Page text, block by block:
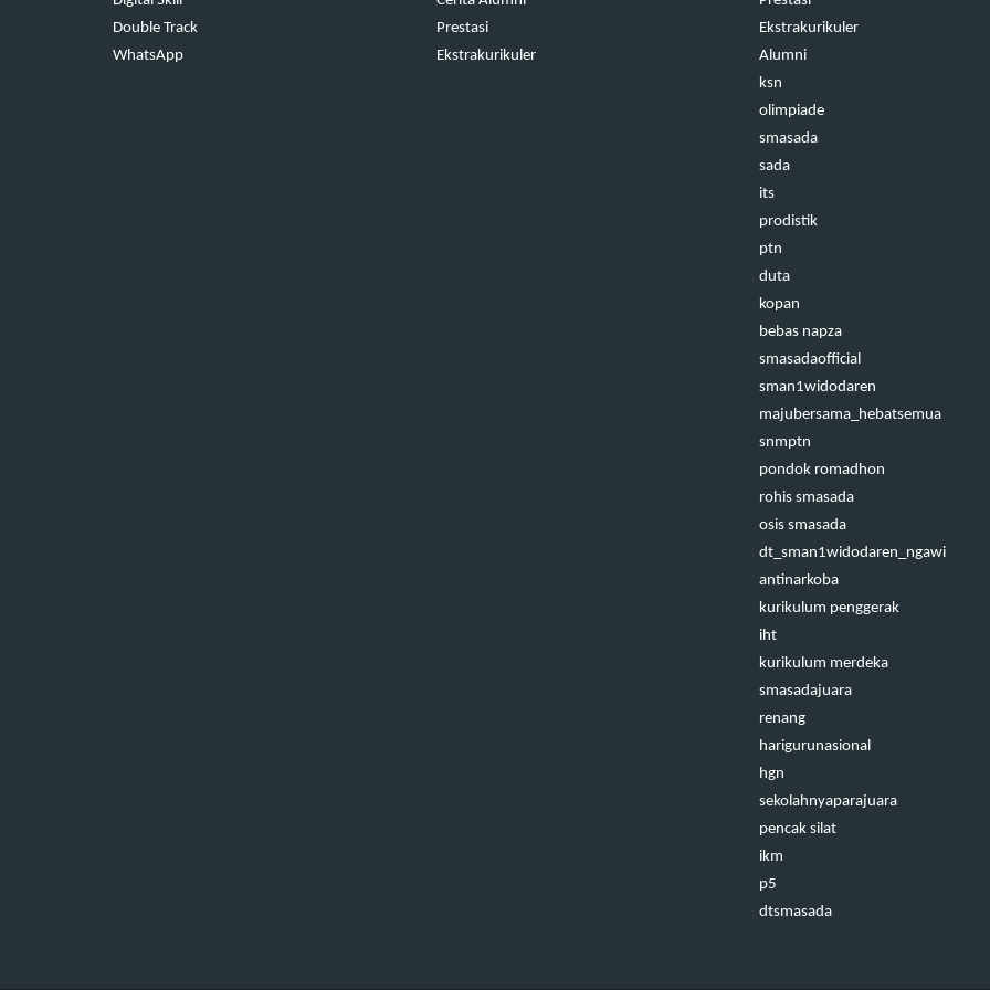
Double Track
WhatsApp
Prestasi
Ekstrakurikuler
Ekstrakurikuler
Alumni
ksn
olimpiade
smasada
sada
its
prodistik
ptn
duta
kopan
bebas napza
smasadaofficial
sman1widodaren
majubersama_hebatsemua
snmptn
pondok romadhon
rohis smasada
osis smasada
dt_sman1widodaren_ngawi
antinarkoba
kurikulum penggerak
iht
kurikulum merdeka
smasadajuara
renang
harigurunasional
hgn
sekolahnyaparajuara
pencak silat
ikm
p5
dtsmasada